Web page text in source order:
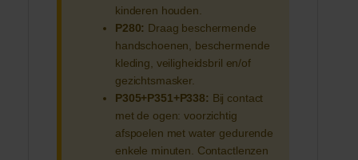
kinderen houden.
P280: Draag beschermende
handschoenen, beschermende
kleding, veiligheidsbril en/of
gezichtsmasker.
P305+P351+P338: Bij contact
met de ogen: voorzichtig
afspoelen met water gedurende
enkele minuten. Contactlenzen